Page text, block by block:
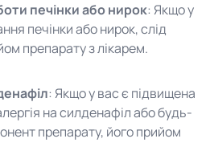
печінки або нирок: Якщо у
печінки або нирок, слід
препарату з лікарем.
: Якщо у вас є підвищена
на силденафіл або будь-
препарату, його прийом